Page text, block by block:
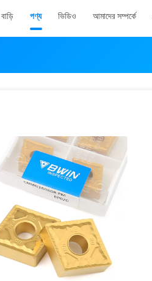
বাড়ি পণ্য ভিডিও আমাদের সম্পর্কে